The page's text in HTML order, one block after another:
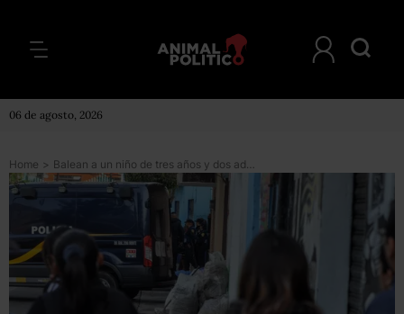
06 de agosto, 2026
Home > Balean a un niño de tres años y dos adultos en asalto a transporte en Tláhuac, CDMX